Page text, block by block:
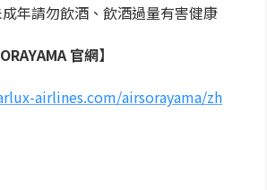
年請勿飲酒、飲酒過量有害健康
官網】
airlines.com/airsorayama/zh